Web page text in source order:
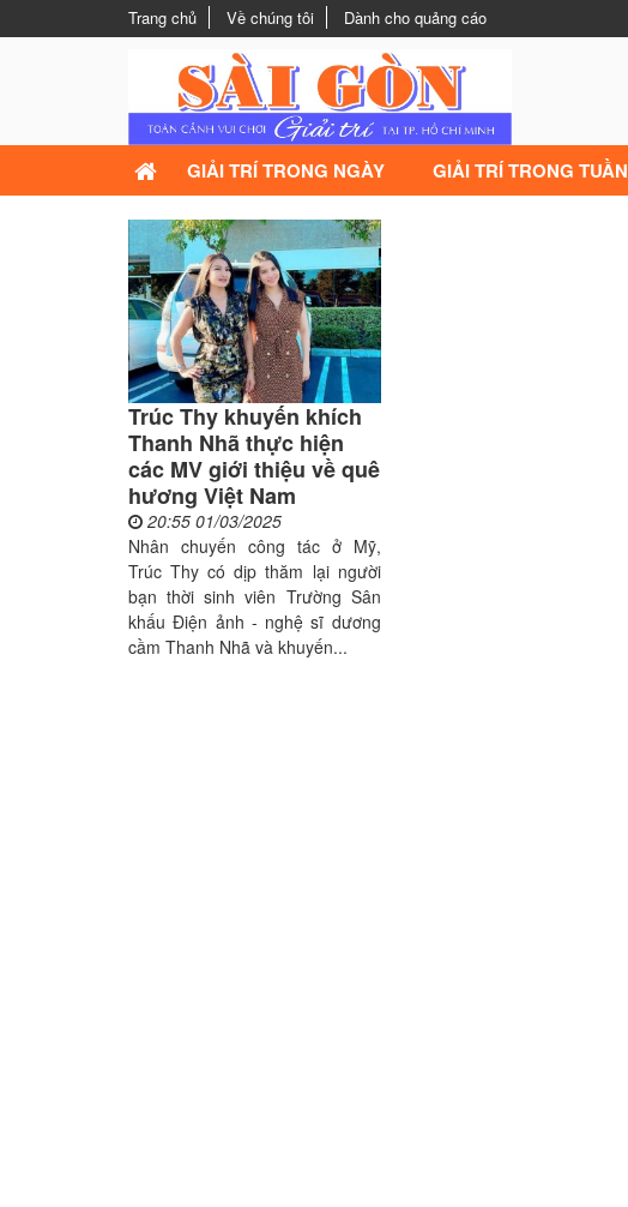
Trang chủ Về chúng tôi Dành cho quảng cáo
GIẢI TRÍ TRONG NGÀY GIẢI TRÍ TRONG TUẦN
Trúc Thy khuyến khích
Thanh Nhã thực hiện
các MV giới thiệu về quê
hương Việt Nam
20:55 01/03/2025
Nhân chuyến công tác ở Mỹ,
Trúc Thy có dịp thăm lại người
bạn thời sinh viên Trường Sân
khấu Điện ảnh - nghệ sĩ dương
cầm Thanh Nhã và khuyến...